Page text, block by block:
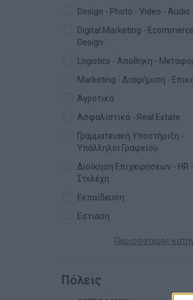
Design - Photo - Video - Audio
Digital Marketing -
Design
Logistics - Αποθήκη -
Marketing - Διαφήμιση -
Αγροτικά
Ασφαλιστικά - Real Estate
Γραμματειακή Υποστήριξη -
Υπάλληλοι Γραφείου
Διοίκηση Επιχειρήσεων - HR -
Στελέχη
Εκπαίδευση
Εστίαση
Περισσότερες
Πόλεις